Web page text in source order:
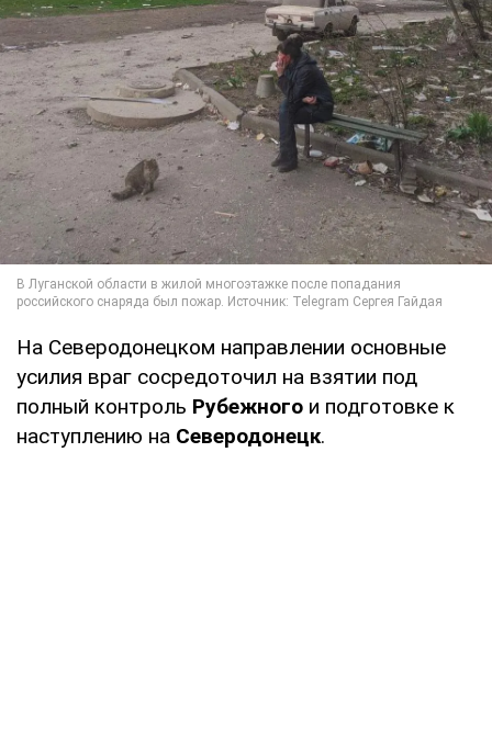
На Северодонецком направлении основные
усилия враг сосредоточил на взятии под
полный контроль Рубежного и подготовке к
наступлению на Северодонецк.